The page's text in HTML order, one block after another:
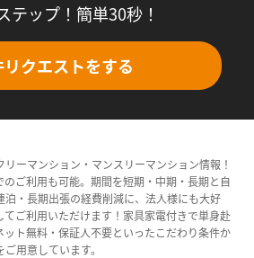
テップ！簡単30秒！
クエストをする
ーマンション・マンスリーマンション情報！
ご利用も可能。期間を短期・中期・長期と自
泊・長期出張の経費削減に、法人様にも大好
ご利用いただけます！家具家電付きで単身赴
ト無料・保証人不要といったこだわり条件か
用意しています。